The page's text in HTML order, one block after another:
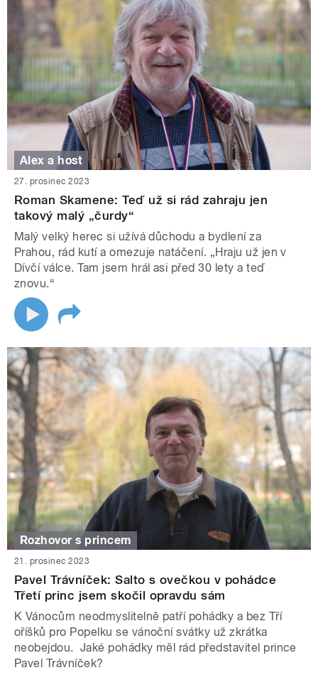
Alex a host
27. prosinec 2023
Roman Skamene: Teď už si rád zahraju jen
takový malý „čurdy“
Malý velký herec si užívá důchodu a bydlení za
Prahou, rád kutí a omezuje natáčení. „Hraju už jen v
Dívčí válce. Tam jsem hrál asi před 30 lety a teď
znovu.“
Rozhovor s princem
21. prosinec 2023
Pavel Trávníček: Salto s ovečkou v pohádce
Třetí princ jsem skočil opravdu sám
K Vánocům neodmyslitelně patří pohádky a bez Tří
oříšků pro Popelku se vánoční svátky už zkrátka
neobejdou. Jaké pohádky měl rád představitel prince
Pavel Trávníček?